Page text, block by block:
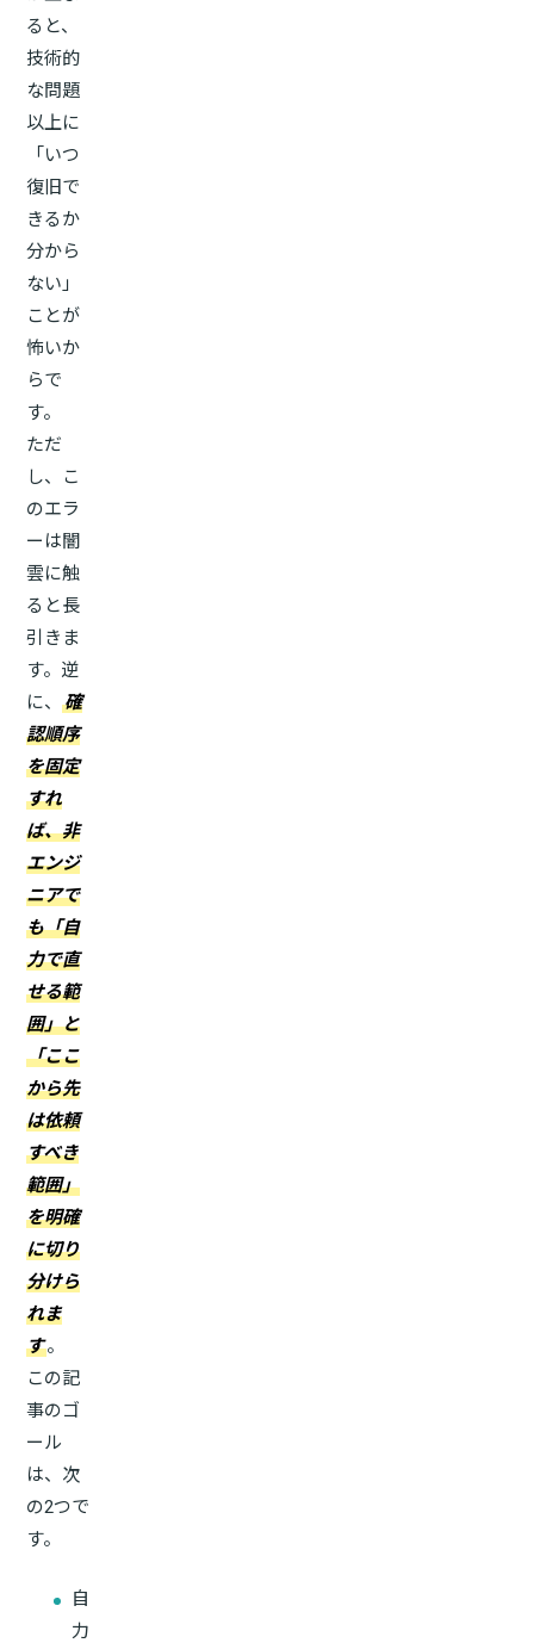
ると、
技術的
な問題
以上に
「いつ
復旧で
きるか
分から
ない」
ことが
怖いか
らで
す。
ただ
し、こ
のエラ
ーは闇
雲に触
ると長
引きま
す。逆
に、確
認順序
を固定
すれ
ば、非
エンジ
ニアで
も「自
力で直
せる範
囲」と
「ここ
から先
は依頼
すべき
範囲」
を明確
に切り
分けら
れま
す。
この記
事のゴ
ール
は、次
の2つで
す。
自
力